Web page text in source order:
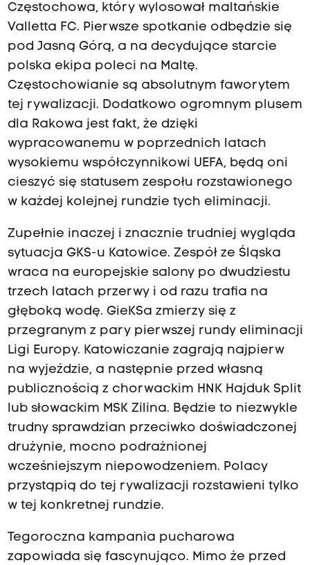
Częstochowa, który wylosował maltańskie
Valletta FC. Pierwsze spotkanie odbędzie się
pod Jasną Górą, a na decydujące starcie
polska ekipa poleci na Maltę.
Częstochowianie są absolutnym faworytem
tej rywalizacji. Dodatkowo ogromnym plusem
dla Rakowa jest fakt, że dzięki
wypracowanemu w poprzednich latach
wysokiemu współczynnikowi UEFA, będą oni
cieszyć się statusem zespołu rozstawionego
w każdej kolejnej rundzie tych eliminacji.
Zupełnie inaczej i znacznie trudniej wygląda
sytuacja GKS-u Katowice. Zespół ze Śląska
wraca na europejskie salony po dwudziestu
trzech latach przerwy i od razu trafia na
głęboką wodę. GieKSa zmierzy się z
przegranym z pary pierwszej rundy eliminacji
Ligi Europy. Katowiczanie zagrają najpierw
na wyjeździe, a następnie przed własną
publicznością z chorwackim HNK Hajduk Split
lub słowackim MSK Zilina. Będzie to niezwykle
trudny sprawdzian przeciwko doświadczonej
drużynie, mocno podrażnionej
wcześniejszym niepowodzeniem. Polacy
przystąpią do tej rywalizacji rozstawieni tylko
w tej konkretnej rundzie.
Tegoroczna kampania pucharowa
zapowiada się fascynująco. Mimo że przed